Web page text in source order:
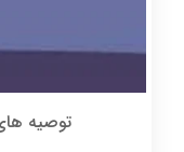
توصیه